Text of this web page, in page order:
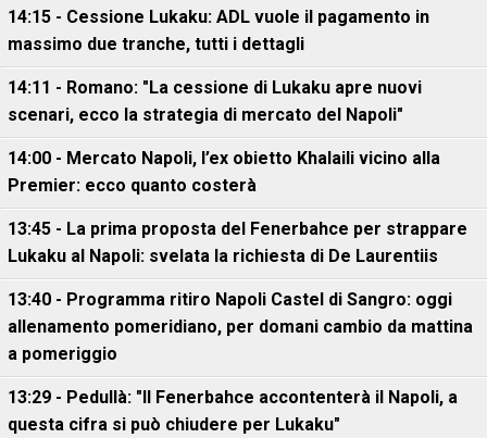
14:15 - Cessione Lukaku: ADL vuole il pagamento in
massimo due tranche, tutti i dettagli
14:11 - Romano: "La cessione di Lukaku apre nuovi
scenari, ecco la strategia di mercato del Napoli"
14:00 - Mercato Napoli, l’ex obietto Khalaili vicino alla
Premier: ecco quanto costerà
13:45 - La prima proposta del Fenerbahce per strappare
Lukaku al Napoli: svelata la richiesta di De Laurentiis
13:40 - Programma ritiro Napoli Castel di Sangro: oggi
allenamento pomeridiano, per domani cambio da mattina
a pomeriggio
13:29 - Pedullà: "Il Fenerbahce accontenterà il Napoli, a
questa cifra si può chiudere per Lukaku"